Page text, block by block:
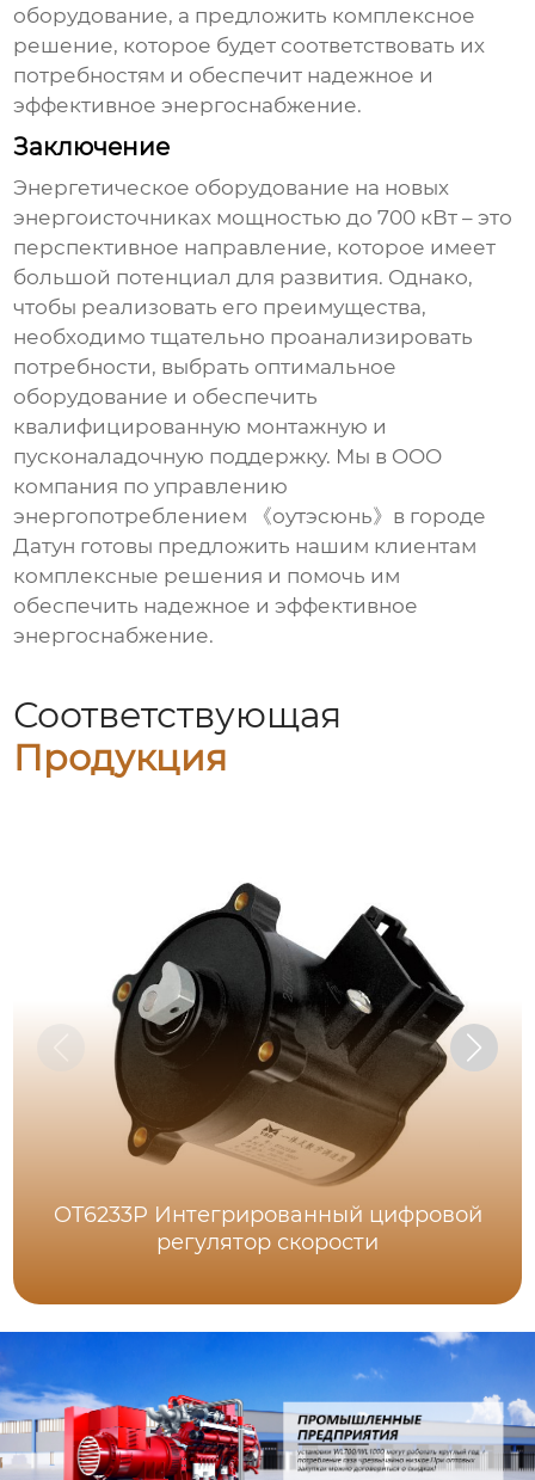
оборудование, а предложить комплексное
решение, которое будет соответствовать их
потребностям и обеспечит надежное и
эффективное энергоснабжение.
Заключение
Энергетическое оборудование на новых
энергоисточниках мощностью до 700 кВт – это
перспективное направление, которое имеет
большой потенциал для развития. Однако,
чтобы реализовать его преимущества,
необходимо тщательно проанализировать
потребности, выбрать оптимальное
оборудование и обеспечить
квалифицированную монтажную и
пусконаладочную поддержку. Мы в OOO
компания по управлению
энергопотреблением 《оутэсюнь》в городе
Датун готовы предложить нашим клиентам
комплексные решения и помочь им
обеспечить надежное и эффективное
энергоснабжение.
Соответствующая
Продукция
OT6233P Интегрированный цифровой
регулятор скорости